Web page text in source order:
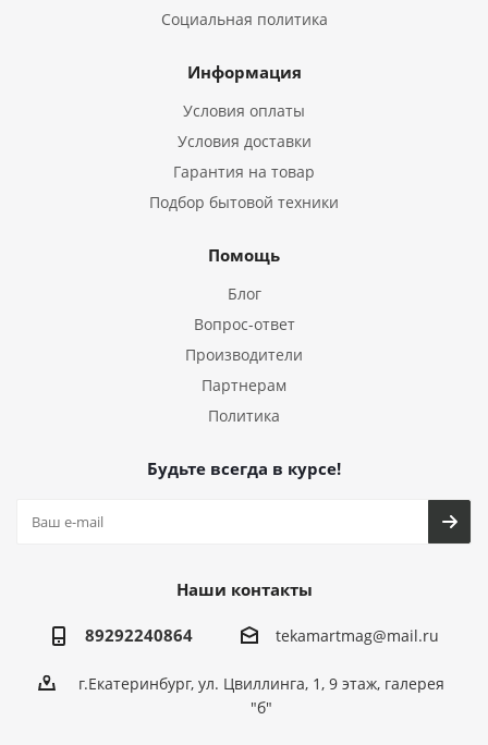
Социальная политика
Информация
Условия оплаты
Условия доставки
Гарантия на товар
Подбор бытовой техники
Помощь
Блог
Вопрос-ответ
Производители
Партнерам
Политика
Будьте всегда в курсе!
Наши контакты
89292240864 tekamartmag@mail.ru
г.Екатеринбург, ул. Цвиллинга, 1, 9 этаж, галерея
"б"